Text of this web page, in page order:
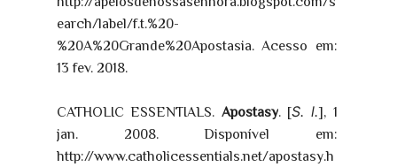
earch/label/f.t.%20-
%20A%20Grande%20Apostasia. Acesso em:
13 fev. 2018.
CATHOLIC ESSENTIALS. Apostasy. [S. l.], 1
jan. 2008. Disponível em:
http://www.catholicessentials.net/apostasy.h